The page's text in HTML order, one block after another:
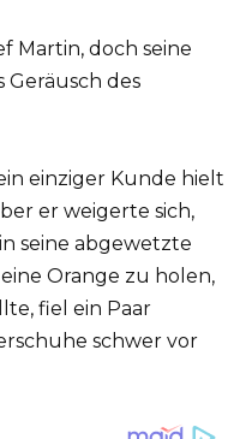
Martin, doch seine
des
einziger Kunde hielt
er weigerte sich,
seine abgewetzte
Orange zu holen,
fiel ein Paar
schwer vor